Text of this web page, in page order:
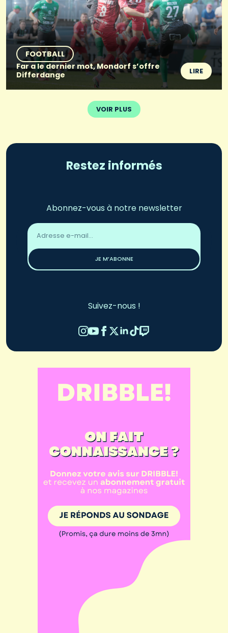
FOOTBALL
Far a le dernier mot, Mondorf s’offre
Differdange
LIRE
VOIR PLUS
Restez informés
Abonnez-vous à notre newsletter
Adresse
email
JE M’ABONNE
Suivez-nous !